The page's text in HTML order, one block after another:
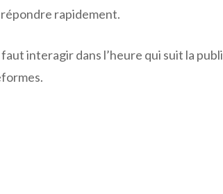
rapidement.
interagir dans l’heure qui suit la